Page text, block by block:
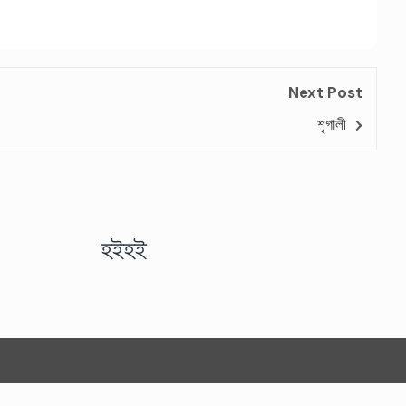
Next Post
শৃগালী
হইহই